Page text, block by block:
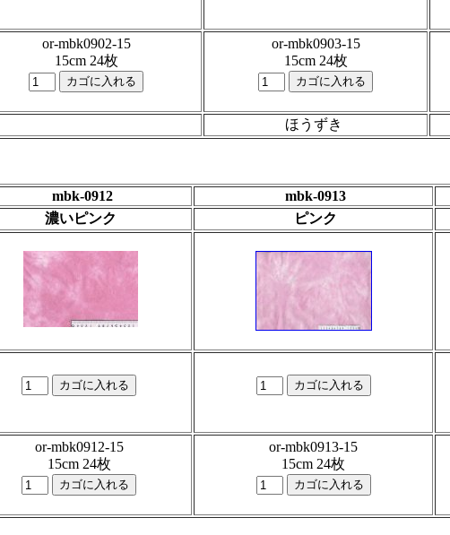
or-mbk0902-15
15cm 24枚
or-mbk0903-15
15cm 24枚
ほうずき
mbk-0912 mbk-0913
濃いピンク ピンク
or-mbk0912-15
15cm 24枚
or-mbk0913-15
15cm 24枚